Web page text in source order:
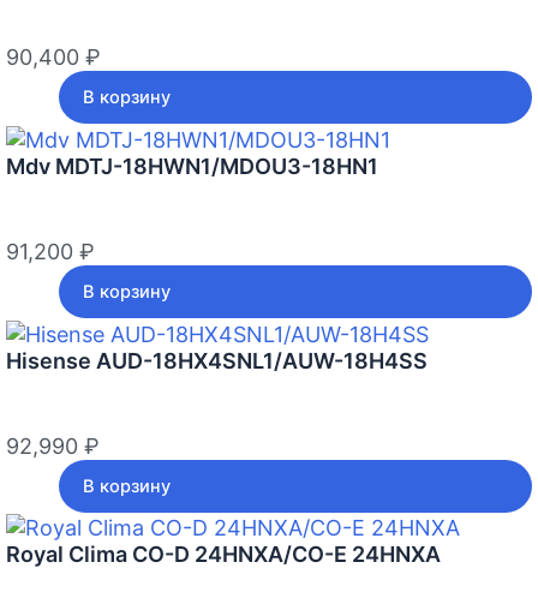
90,400 ₽
В корзину
Mdv MDTJ-18HWN1/MDOU3-18HN1
91,200 ₽
В корзину
Hisense AUD-18HX4SNL1/AUW-18H4SS
92,990 ₽
В корзину
Royal Clima CO-D 24HNXA/CO-E 24HNXA